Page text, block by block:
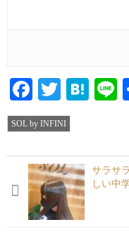
Facebook
Twitter
SOL by INFINI
サラサ
しい中